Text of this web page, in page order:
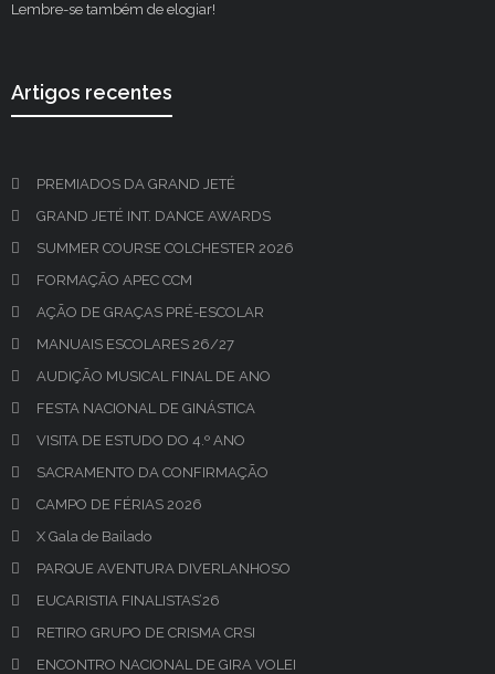
Lembre-se também de elogiar!
Artigos recentes
PREMIADOS DA GRAND JETÉ
GRAND JETÉ INT. DANCE AWARDS
SUMMER COURSE COLCHESTER 2026
FORMAÇÃO APEC CCM
AÇÃO DE GRAÇAS PRÉ-ESCOLAR
MANUAIS ESCOLARES 26/27
AUDIÇÃO MUSICAL FINAL DE ANO
FESTA NACIONAL DE GINÁSTICA
VISITA DE ESTUDO DO 4.º ANO
SACRAMENTO DA CONFIRMAÇÃO
CAMPO DE FÉRIAS 2026
X Gala de Bailado
PARQUE AVENTURA DIVERLANHOSO
EUCARISTIA FINALISTAS’26
RETIRO GRUPO DE CRISMA CRSI
ENCONTRO NACIONAL DE GIRA VOLEI